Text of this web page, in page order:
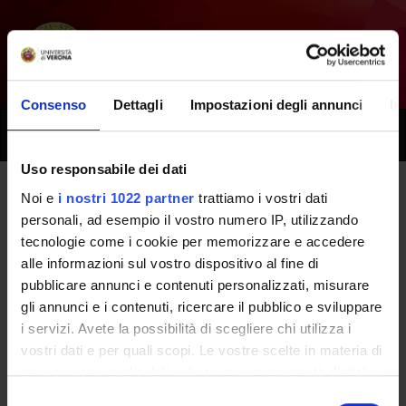
Consenso Dettagli Impostazioni degli annunci
Uso responsabile dei dati
Noi e i nostri 1022 partner trattiamo i vostri dati
personali, ad esempio il vostro numero IP, utilizzando
tecnologie come i cookie per memorizzare e accedere
alle informazioni sul vostro dispositivo al fine di
pubblicare annunci e contenuti personalizzati, misurare
gli annunci e i contenuti, ricercare il pubblico e sviluppare
i servizi. Avete la possibilità di scegliere chi utilizza i
vostri dati e per quali scopi. Le vostre scelte in materia di
privacy sono applicabili solo su questa proprietà digitale
Toggle
Tutti i prossimi seminari - Attivita'
a scelta dello studente
(professioni sanitarie) -
(2015/2016)
Home Didattica Seminari